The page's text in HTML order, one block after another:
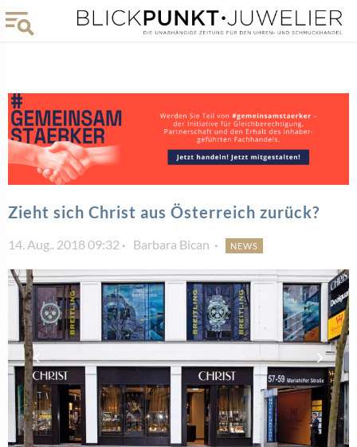
Zieht sich Christ aus Österreich zurück?
14. Aug.. 2018 09:32 Barbara Bican NEWS